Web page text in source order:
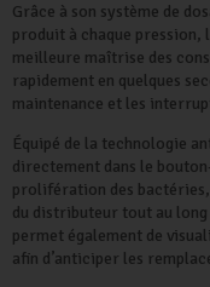
Grâce à son système de
produit à chaque
meilleure maîtrise des
rapidement en quelques
maintenance et les
Équipé de la technologie
directement dans le
prolifération des
du distributeur tout au
permet également de
afin d’anticiper les